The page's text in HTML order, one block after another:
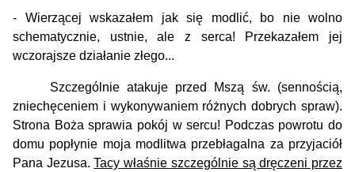
- Wierzącej wskazałem jak się modlić, bo nie wolno
schematycznie, ustnie, ale z serca! Przekazałem jej
wczorajsze działanie złego...
Szczególnie atakuje przed Mszą św. (sennością,
zniechęceniem i wykonywaniem różnych dobrych spraw).
Strona Boża sprawia pokój w sercu! Podczas powrotu do
domu popłynie moja modlitwa przebłagalna za przyjaciół
Pana Jezusa.Tacy właśnie szczególnie są dręczeni przez